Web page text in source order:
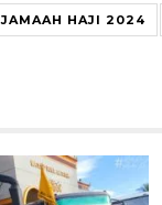
JAMAAH HAJI 2024
23 Juli